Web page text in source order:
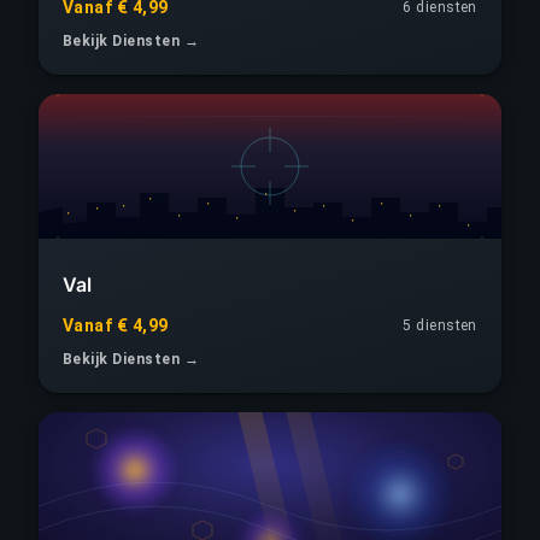
Vanaf € 4,99
6 diensten
Bekijk Diensten →
Val
Vanaf € 4,99
5 diensten
Bekijk Diensten →